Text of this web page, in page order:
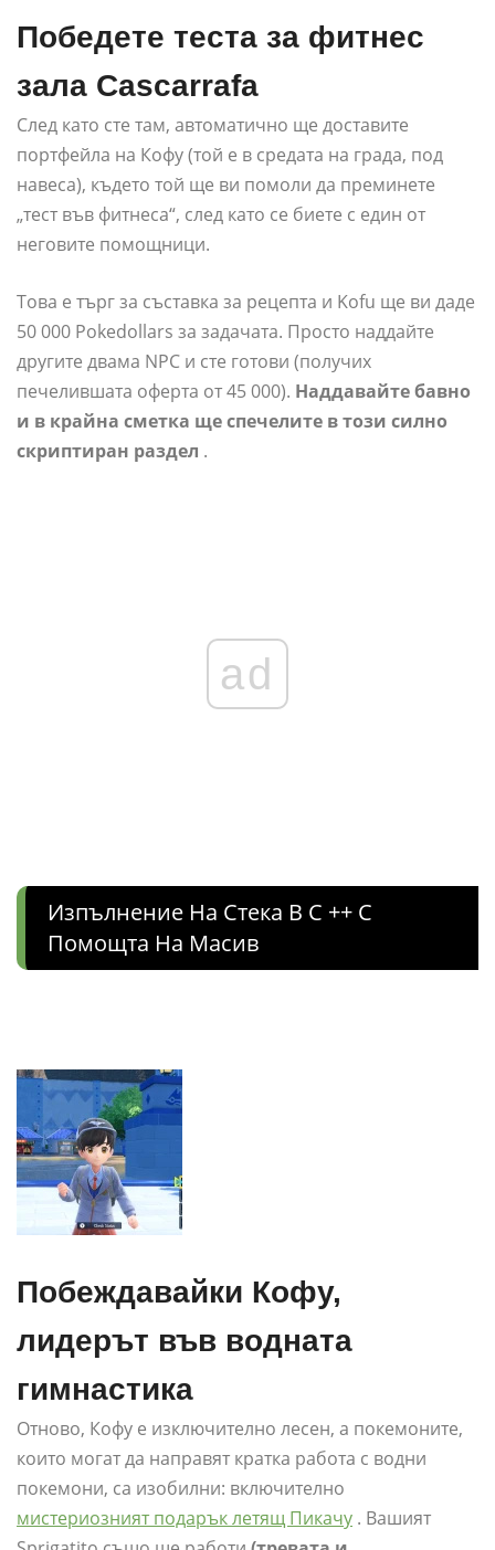
Победете теста за фитнес
зала Cascarrafa
След като сте там, автоматично ще доставите
портфейла на Кофу (той е в средата на града, под
навеса), където той ще ви помоли да преминете
„тест във фитнеса“, след като се биете с един от
неговите помощници.
Това е търг за съставка за рецепта и Kofu ще ви даде
50 000 Pokedollars за задачата. Просто наддайте
другите двама NPC и сте готови (получих
печелившата оферта от 45 000). Наддавайте бавно
и в крайна сметка ще спечелите в този силно
скриптиран раздел .
ad
Изпълнение На Стека В C ++ С
Помощта На Масив
Побеждавайки Кофу,
лидерът във водната
гимнастика
Отново, Кофу е изключително лесен, а покемоните,
които могат да направят кратка работа с водни
покемони, са изобилни: включително
мистериозният подарък летящ Пикачу . Вашият